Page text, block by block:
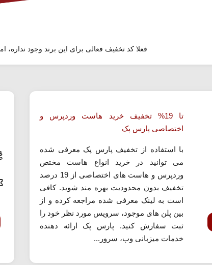
فعلا کد تخفیف فعالی برای این برند وجود
تا 19% تخفیف خرید هاست وردپرس و
اختصاصی پارس پک
با استفاده از تخفیف پارس پک معرفی شده
می توانید در خرید انواع هاست مختص
وردپرس و هاست های اختصاصی از 19 درصد
تخفیف بدون محدودیت بهره مند شوید. کافی
است به لینک معرفی شده مراجعه کرده و از
بین پلن های موجود، سرویس مورد نظر خود را
ثبت سفارش کنید. پارس پک ارائه دهنده
خدمات میزبانی وب، سرور...